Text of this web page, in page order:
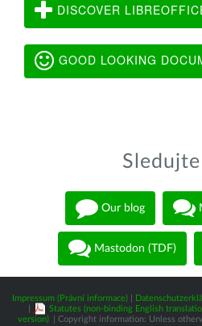
DISCOVER
GOOD LOOKING
Sledujte
Our blog
Mastodon (TDF)
Impressum (Právní informace)
Statutes (non-binding English
version)
| Copyright information: Unless